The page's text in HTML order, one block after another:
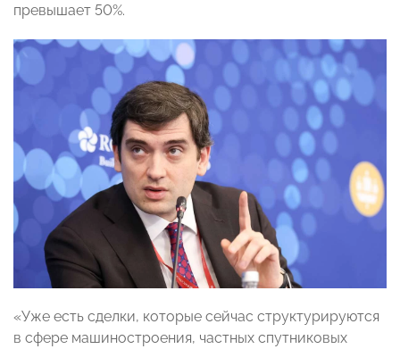
превышает 50%.
«Уже есть сделки, которые сейчас структурируются
в сфере машиностроения, частных спутниковых